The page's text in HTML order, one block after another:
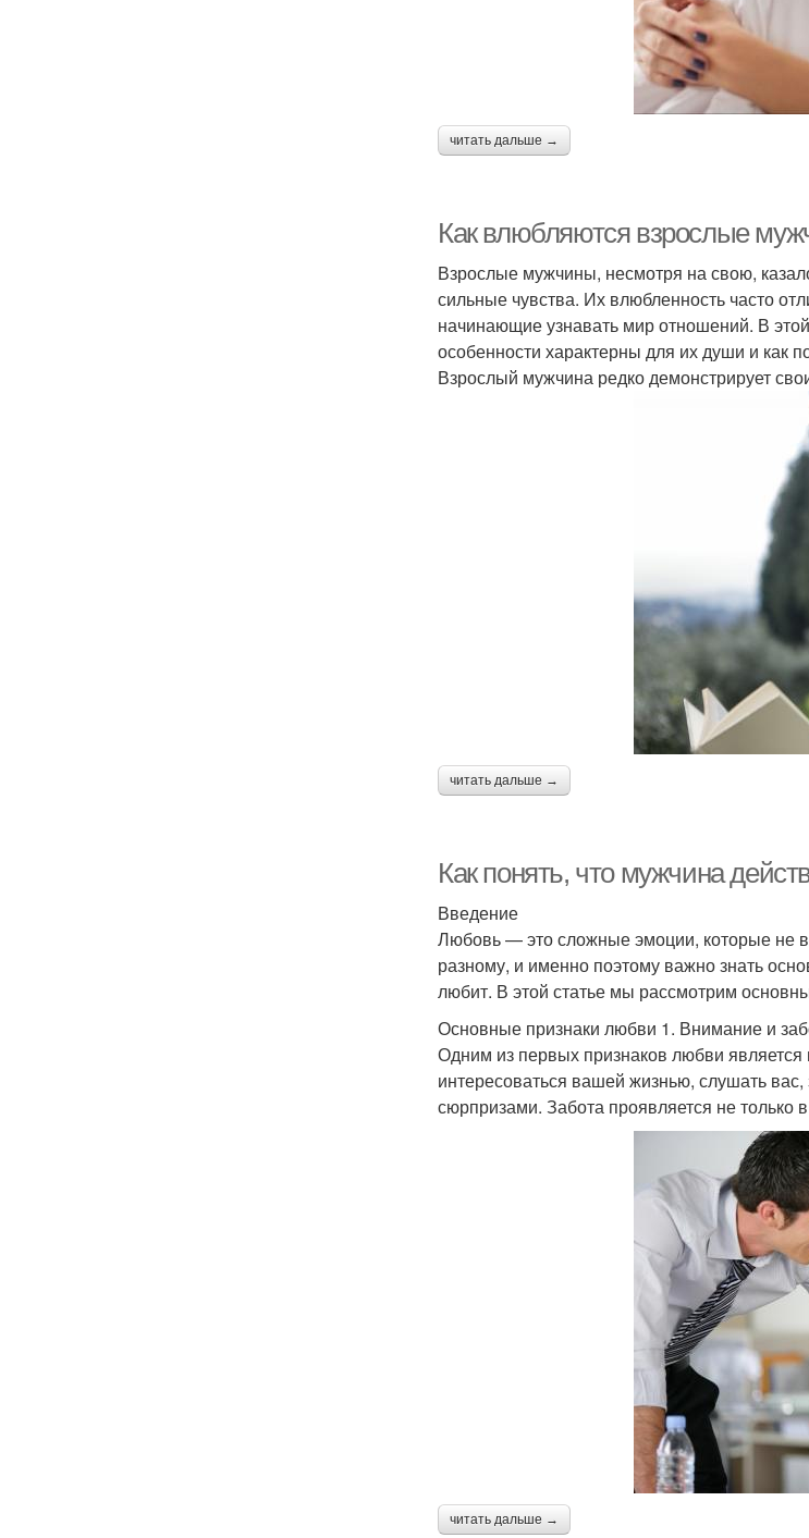
читать дальше →
Как влюбляются взрослые
Взрослые мужчины, несмотря на свою,
сильные чувства. Их влюбленность часто
начинающие узнавать мир отношений. В
особенности характерны для их души и как
Взрослый мужчина редко демонстрирует
читать дальше →
Как понять, что мужчина
Введение
Любовь — это сложные эмоции, которые не
разному, и именно поэтому важно знать
любит. В этой статье мы рассмотрим
Основные признаки любви 1. Внимание и
Одним из первых признаков любви
интересоваться вашей жизнью, слушать
сюрпризами. Забота проявляется не только
читать дальше →